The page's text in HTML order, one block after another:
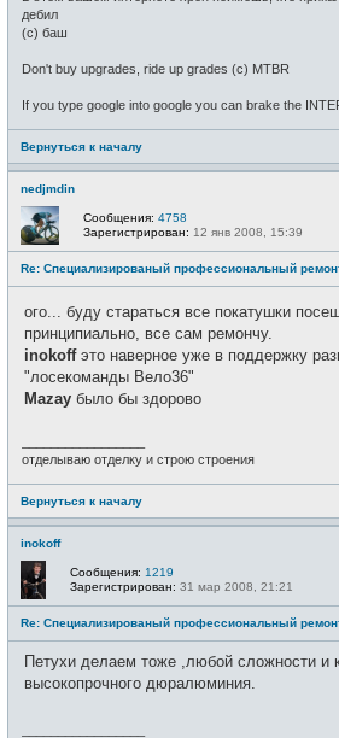
дебил
(c) баш
Don't buy upgrades, ride up grades (c) MTBR
If you type google into google you can brake the
Вернуться к началу
nedjmdin
Сообщения: 4758
Зарегистрирован: 12 янв 2008, 15:39
Re: Специализированый профессиональный
ого... буду стараться все покатушки
принципиально, все сам ремончу.
inokoffэто наверное уже в поддержку
"лосекоманды Вело36"
Mazay было бы здорово
отделываю отделку и строю строения
Вернуться к началу
inokoff
Сообщения: 1219
Зарегистрирован: 31 мар 2008, 21:21
Re: Специализированый профессиональный
Петухи делаем тоже ,любой сложности и
высокопрочного дюралюминия.